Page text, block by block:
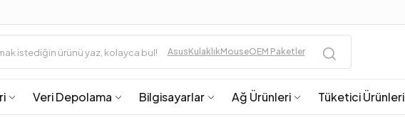
AsusKulaklıkMouseOEM Paketler
Veri Depolama Bilgisayarlar Ağ Ürünleri Tüketici Ürünleri